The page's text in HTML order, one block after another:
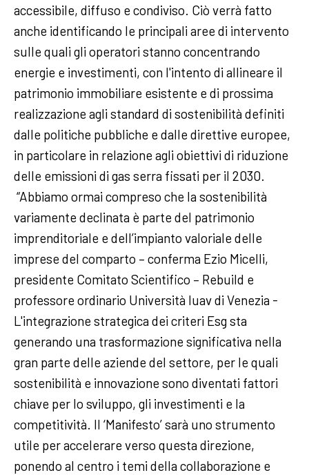
accessibile, diffuso e condiviso. Ciò verrà fatto
anche identificando le principali aree di intervento
sulle quali gli operatori stanno concentrando
energie e investimenti, con l'intento di allineare il
patrimonio immobiliare esistente e di prossima
realizzazione agli standard di sostenibilità definiti
dalle politiche pubbliche e dalle direttive europee,
in particolare in relazione agli obiettivi di riduzione
delle emissioni di gas serra fissati per il 2030.
“Abbiamo ormai compreso che la sostenibilità
variamente declinata è parte del patrimonio
imprenditoriale e dell’impianto valoriale delle
imprese del comparto – conferma Ezio Micelli,
presidente Comitato Scientifico – Rebuild e
professore ordinario Università Iuav di Venezia -
L'integrazione strategica dei criteri Esg sta
generando una trasformazione significativa nella
gran parte delle aziende del settore, per le quali
sostenibilità e innovazione sono diventati fattori
chiave per lo sviluppo, gli investimenti e la
competitività. Il ‘Manifesto’ sarà uno strumento
utile per accelerare verso questa direzione,
ponendo al centro i temi della collaborazione e